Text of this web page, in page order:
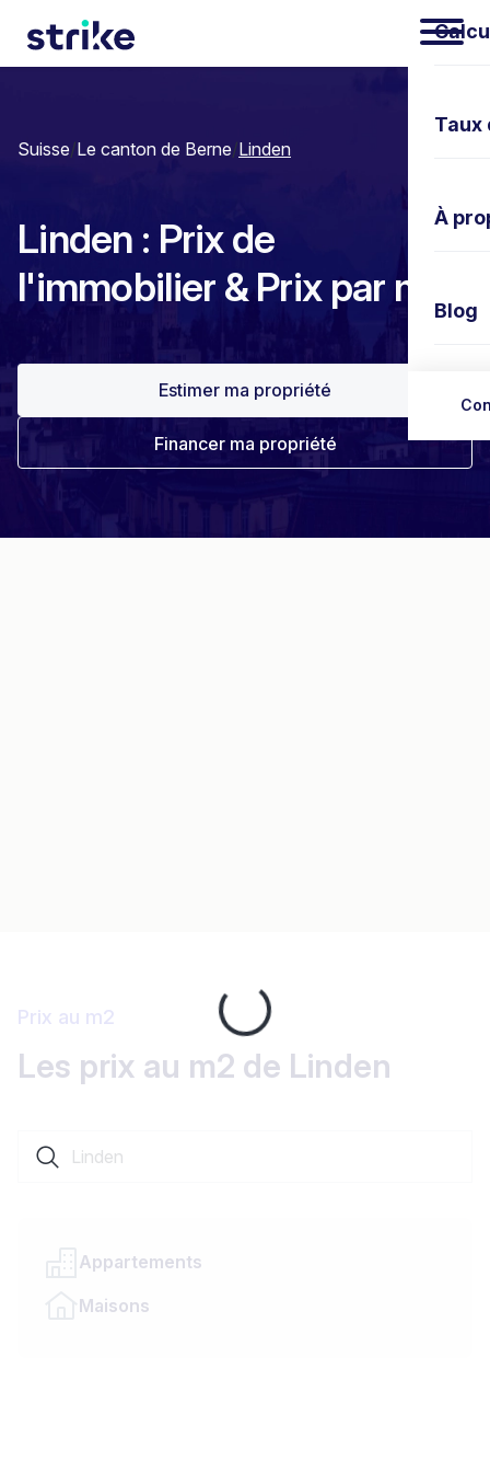
À
Blog
Suisse/Le canton de Berne/Linden
Linden : Prix de
l'immobilier & Prix par m²
Estimer ma propriété
Financer ma propriété
Loading...
Prix au m2
Les prix au m2 de Linden
Appartements
Maisons